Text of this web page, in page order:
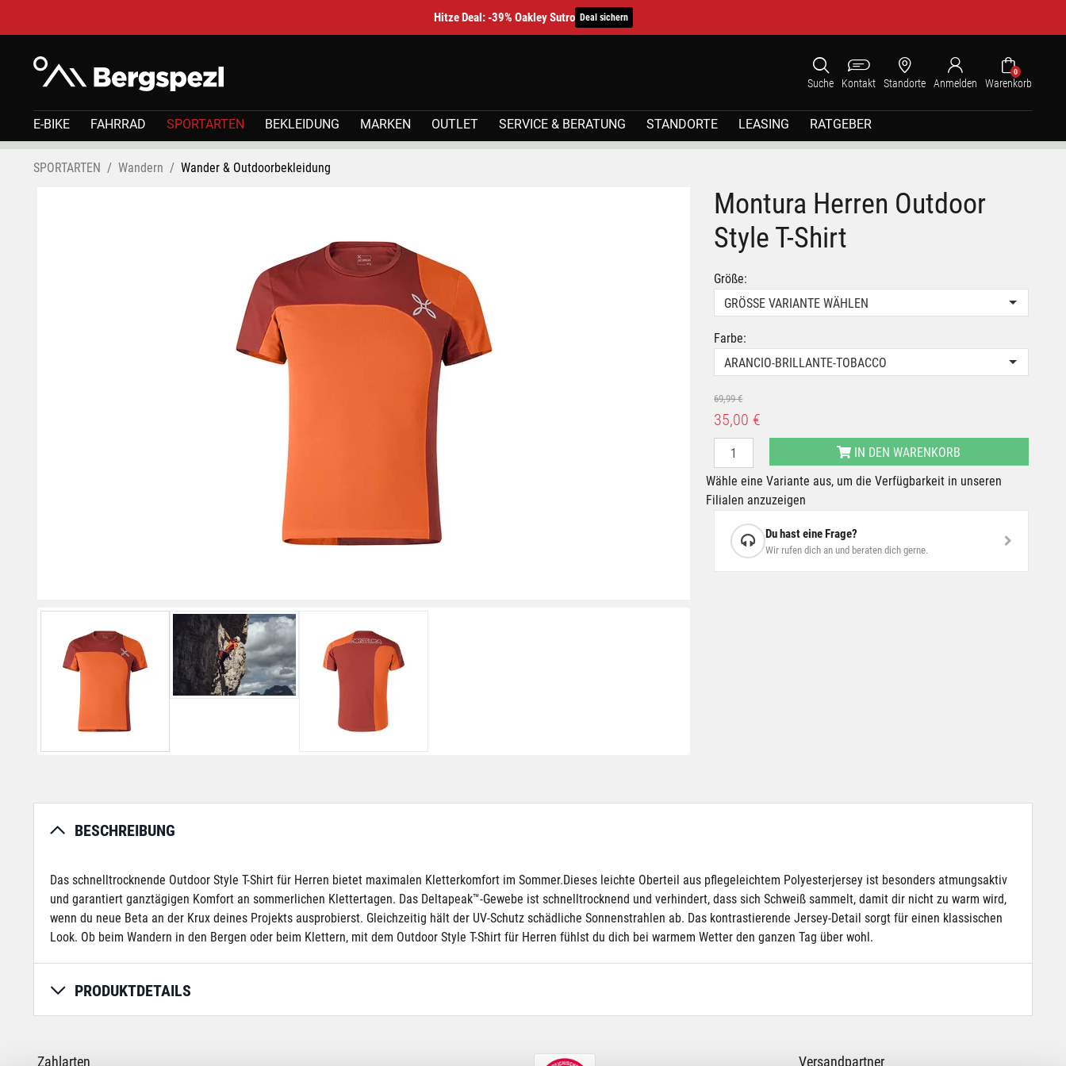
Hitze Deal: -39% Oakley Sutro Deal sichern
Suche Kontakt Standorte Anmelden
0
Warenkorb
E-BIKE FAHRRAD SPORTARTEN BEKLEIDUNG MARKEN OUTLET SERVICE & BERATUNG STANDORTE LEASING RATGEBER
SPORTARTEN Wandern Wander & Outdoorbekleidung
Montura Herren Outdoor
Style T-Shirt
Größe:
GRÖSSE VARIANTE WÄHLEN
Farbe:
ARANCIO-BRILLANTE-TOBACCO
69,99 €
35,00 €
IN DEN WARENKORB
Wähle eine Variante aus, um die Verfügbarkeit in unseren
Filialen anzuzeigen
Du hast eine Frage?
Wir rufen dich an und beraten dich gerne.
BESCHREIBUNG
Das schnelltrocknende Outdoor Style T-Shirt für Herren bietet maximalen Kletterkomfort im Sommer.Dieses leichte Oberteil aus pflegeleichtem Polyesterjersey ist besonders atmungsaktiv
und garantiert ganztägigen Komfort an sommerlichen Klettertagen. Das Deltapeak™-Gewebe ist schnelltrocknend und verhindert, dass sich Schweiß sammelt, damit dir nicht zu warm wird,
wenn du neue Beta an der Krux deines Projekts ausprobierst. Gleichzeitig hält der UV-Schutz schädliche Sonnenstrahlen ab. Das kontrastierende Jersey-Detail sorgt für einen klassischen
Look. Ob beim Wandern in den Bergen oder beim Klettern, mit dem Outdoor Style T-Shirt für Herren fühlst du dich bei warmem Wetter den ganzen Tag über wohl.
PRODUKTDETAILS
Zahlarten Versandpartner